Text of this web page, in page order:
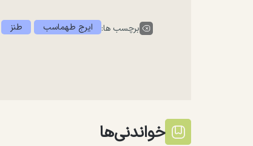
برچسب ها: ایرج طهماسب طنز
خواندنی‌ها